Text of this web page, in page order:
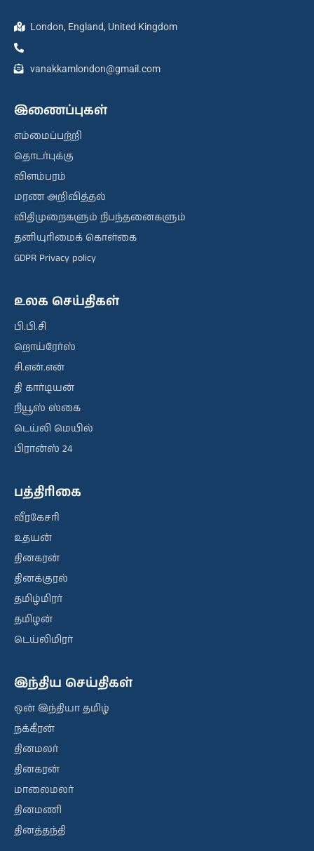
London, England, United Kingdom
vanakkamlondon@gmail.com
இணைப்புகள்
எம்மைப்பற்றி
தொடர்புக்கு
விளம்பரம்
மரண அறிவித்தல்
விதிமுறைகளும் நிபந்தனைகளும்
தனியுரிமைக் கொள்கை
GDPR Privacy policy
உலக செய்திகள்
பி.பி.சி
றொய்ரேர்ஸ்
சி.என்.என்
தி கார்டியன்
நியூஸ் ஸ்கை
டெய்லி மெயில்
பிரான்ஸ் 24
பத்திரிகை
வீரகேசரி
உதயன்
தினகரன்
தினக்குரல்
தமிழ்மிரர்
தமிழன்
டெய்லிமிரர்
இந்திய செய்திகள்
ஒன் இந்தியா தமிழ்
நக்கீரன்
தினமலர்
தினகரன்
மாலைமலர்
தினமணி
தினத்தந்தி